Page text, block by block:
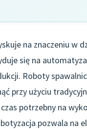
na znaczeniu w
się na
Roboty
przy użyciu
potrzebny na
pozwala na